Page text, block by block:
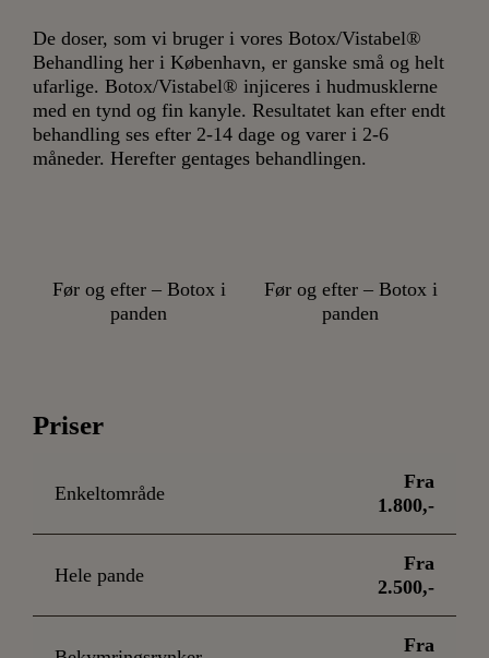
De doser, som vi bruger i vores Botox/Vistabel®
Behandling her i København, er ganske små og helt
ufarlige. Botox/Vistabel® injiceres i hudmusklerne
med en tynd og fin kanyle. Resultatet kan efter endt
behandling ses efter 2-14 dage og varer i 2-6
måneder. Herefter gentages behandlingen.
Før og efter – Botox i
panden
Før og efter – Botox i
panden
Priser
Enkeltområde
Fra
1.800,-
Hele pande
Fra
2.500,-
Fra